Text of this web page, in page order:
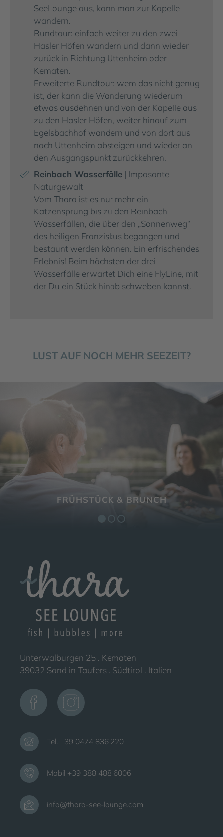
SeeLounge aus, kann man zur Kapelle
wandern.
Rundtour: einfach weiter zu den zwei
Hasler Höfen wandern und dann wieder
zurück in Richtung Uttenheim oder
Kematen.
Erweiterte Rundtour: wem das nicht genug
ist, der kann die Wanderung wiederum
etwas ausdehnen und von der Kapelle aus
zu den Hasler Höfen, weiter hinauf zum
Egelsbachhof wandern und von dort aus
nach Uttenheim absteigen und wieder an
den Ausgangspunkt zurückkehren.
Reinbach Wasserfälle | Imposante
Naturgewalt
Vom Thara ist es nur mehr ein
Katzensprung bis zu den Reinbach
Wasserfällen, die über den „Sonnenweg“
des heiligen Franziskus begangen und
bestaunt werden können. Ein erfrischendes
Erlebnis! Beim höchsten der drei
Wasserfälle erwartet Dich eine FlyLine, mit
der Du ein Stück hinab schweben kannst.
LUST AUF NOCH MEHR SEEZEIT?
FRÜHSTÜCK & BRUNCH
GUTSCHEIN SCHENKEN
CAFÉ AM SEE
Unterwalburgen 25 . Kematen
39032 Sand in Taufers . Südtirol . Italien
Tel. +39 0474 836 220
Mobil +39 388 488 6006
info@thara-see-lounge.com